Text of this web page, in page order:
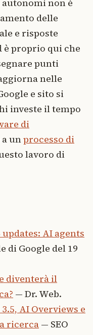
non è
delle
e risposte
è proprio qui che
punti
nelle
e sito si
investe il tempo
di
a unprocesso di
lavoro di
updates: AI agents
di Google del 19
diventerà il
— Dr. Web.
AI Overviews e
ricerca— SEO